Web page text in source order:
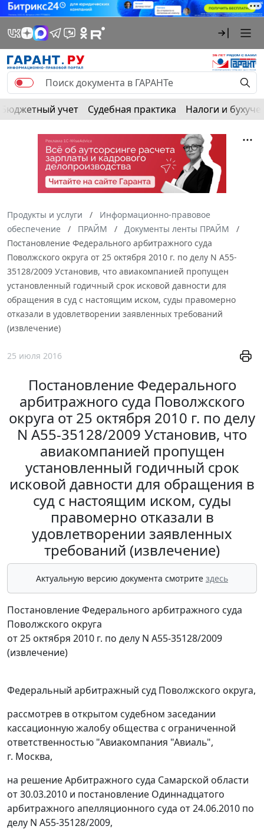
Бюджетный учет Судебная практика Налоги и
Продукты и услуги
Информационно-правовое
обеспечение
ПРАЙМ
Документы ленты ПРАЙМ
Постановление Федерального арбитражного суда
Поволжского округа от 25 октября 2010 г. по делу N А55-
35128/2009 Установив, что авиакомпанией пропущен
установленный годичный срок исковой давности для
обращения в суд с настоящим иском, суды правомерно
отказали в удовлетворении заявленных требований
(извлечение)
25 июля 2016
Постановление Федерального
арбитражного суда Поволжского
округа от 25 октября 2010 г. по делу
N А55-35128/2009 Установив, что
авиакомпанией пропущен
установленный годичный срок
исковой давности для обращения в
суд с настоящим иском, суды
правомерно отказали в
удовлетворении заявленных
требований (извлечение)
Актуальную версию документа смотрите здесь
Постановление Федерального арбитражного суда
Поволжского округа
от 25 октября 2010 г. по делу N А55-35128/2009
(извлечение)
Федеральный арбитражный суд Поволжского округа,
рассмотрев в открытом судебном заседании
кассационную жалобу общества с ограниченной
ответственностью "Авиакомпания "Авиаль",
г. Москва,
на решение Арбитражного суда Самарской области
от 30.03.2010 и постановление Одиннадцатого
арбитражного апелляционного суда от 24.06.2010 по
делу N А55-35128/2009,